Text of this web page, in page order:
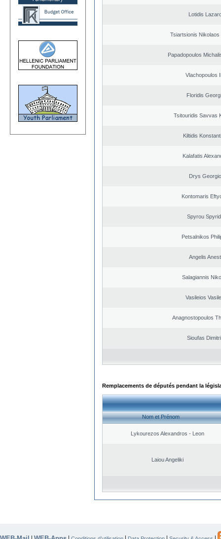
Lotidis
Tsiartsionis Nikolaos
Papadopoulos
Vlachopoulos
Floridis
Tsitouridis Savvas
Kiltidis
Kalafatis
Drys
Kontomaris
Spyrou
Petsalnikos
Angelis
Salagiannis
Vasileios
Anagnostopoulos
Sioufas
Remplacements de députés pendant la
Nom et Prénom
Lykourezos Alexandros - Leon
Laiou Angeliki
| | | | |